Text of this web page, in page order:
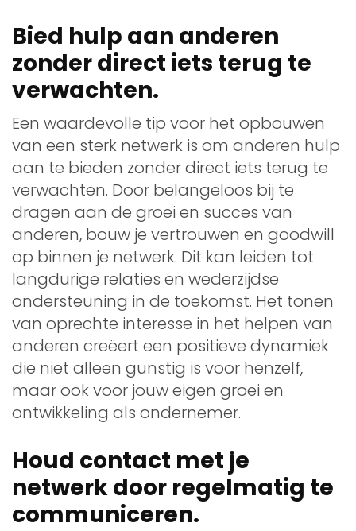
Bied hulp aan anderen
zonder direct iets terug te
verwachten.
Een waardevolle tip voor het opbouwen
van een sterk netwerk is om anderen hulp
aan te bieden zonder direct iets terug te
verwachten. Door belangeloos bij te
dragen aan de groei en succes van
anderen, bouw je vertrouwen en goodwill
op binnen je netwerk. Dit kan leiden tot
langdurige relaties en wederzijdse
ondersteuning in de toekomst. Het tonen
van oprechte interesse in het helpen van
anderen creëert een positieve dynamiek
die niet alleen gunstig is voor henzelf,
maar ook voor jouw eigen groei en
ontwikkeling als ondernemer.
Houd contact met je
netwerk door regelmatig te
communiceren.